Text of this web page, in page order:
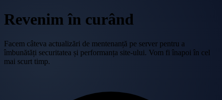
Revenim în curând
Facem câteva actualizări de mentenanță pe server pentru a
îmbunătăți securitatea și performanța site-ului. Vom fi înapoi în cel
mai scurt timp.